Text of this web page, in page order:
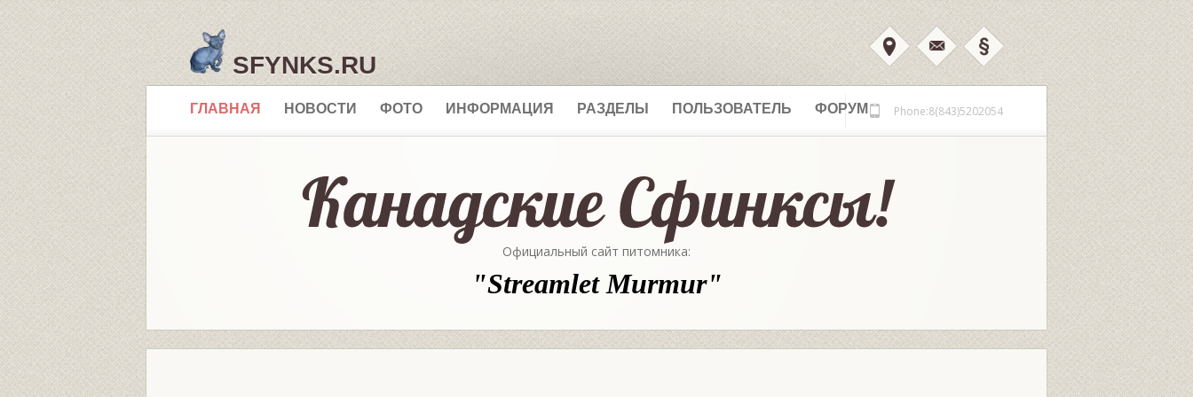
SFYNKS.RU
ГЛАВНАЯ НОВОСТИ ФОТО ИНФОРМАЦИЯ РАЗДЕЛЫ ПОЛЬЗОВАТЕЛЬ ФОРУМ Phone:8(843)5202054
Официальный сайт питомника:
"Streamlet Murmur"